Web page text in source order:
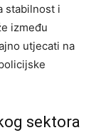
stabilnost i
između
utjecati na
sektora